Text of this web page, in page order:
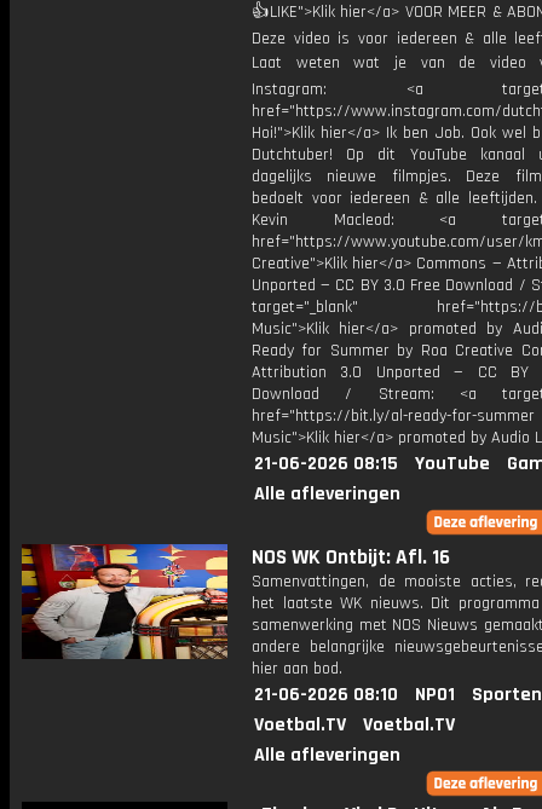
👍LIKE">Klik hier</a> VOOR MEER &
Deze video is voor iedereen & alle
Laat weten wat je van de video
Instagram: <a
href="https://www.instagram.com/
Hoi!">Klik hier</a> Ik ben Job. Ook wel
Dutchtuber! Op dit YouTube kanaal
dagelijks nieuwe filmpjes. Deze
bedoelt voor iedereen & alle
Kevin Macleod: <a
href="https://www.youtube.com/user/
Creative">Klik hier</a> Commons —
Unported — CC BY 3.0 Free Download /
target="_blank" href="https://
Music">Klik hier</a> promoted by
Ready for Summer by Roa Creative
Attribution 3.0 Unported — CC BY
Download / Stream: <a
href="https://bit.ly/al-ready-for-summer
Music">Klik hier</a> promoted by Audio
21-06-2026 08:15 YouTube
Alle afleveringen
NOS WK Ontbijt: Afl. 16
Samenvattingen, de mooiste acties,
het laatste WK nieuws. Dit
samenwerking met NOS Nieuws
andere belangrijke
hier aan bod.
21-06-2026 08:10 NPO1
Voetbal.TV
Voetbal.TV
Alle afleveringen